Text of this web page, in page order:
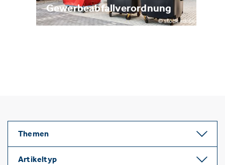
Gewerbeabfallverordnung
Themen
Artikeltyp